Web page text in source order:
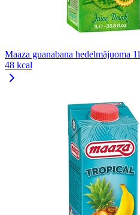
Maaza guanabana hedelmäjuoma 1l
48 kcal